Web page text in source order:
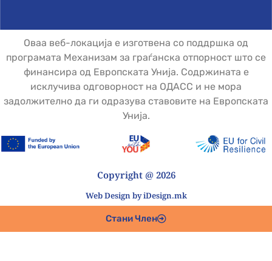
Оваа веб-локација е изготвена со поддршка од
програмата Механизам за граѓанска отпорност што се
финансира од Европската Унија. Содржината е
исклучива одговорност на ОДАСС и не мора
задолжително да ги одразува ставовите на Европската
Унија.
Copyright @ 2026
Web Design by iDesign.mk
Стани Член